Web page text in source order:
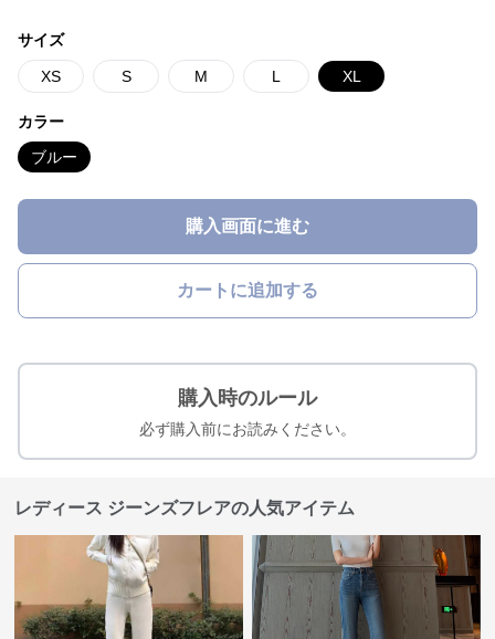
サイズ
XS S M L XL
カラー
ブルー
購入画面に進む
カートに追加する
購入時のルール
必ず購入前にお読みください。
レディース ジーンズフレアの人気アイテム